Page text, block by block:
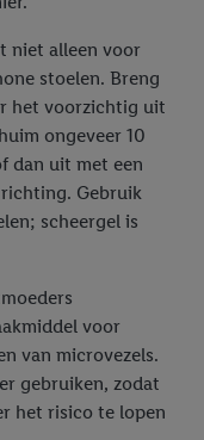
niet alleen voor
stoelen. Breng
het voorzichtig uit
ongeveer 10
dan uit met een
Gebruik
scheergel is
voor
van microvezels.
gebruiken, zodat
het risico te lopen